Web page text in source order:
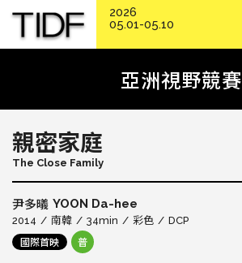
亞洲視野競賽
親密家庭
The Close Family
尹多㬢 YOON Da-hee
2014 南韓 34min 彩色 DCP
國際首映 普
2026
05.01-05.10